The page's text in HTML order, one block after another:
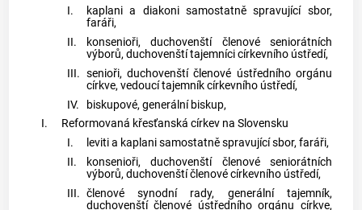
I.
kaplani a diakoni samostatně spravující sbor,
faráři,
II.
konsenioři, duchovenští členové seniorátních
výborů, duchovenští tajemníci církevního ústředí,
III. senioři, duchovenští členové ústředního orgánu
církve, vedoucí tajemník církevního ústředí,
IV.
biskupové, generální biskup,
I.
Reformovaná křesťanská církev na Slovensku
I.
leviti a kaplani samostatně spravující sbor, faráři,
II.
konsenioři, duchovenští členové seniorátních
výborů, duchovenští členové církevního ústředí,
III. členové synodní rady, generální tajemník,
duchovenští členové ústředního orgánu církve,